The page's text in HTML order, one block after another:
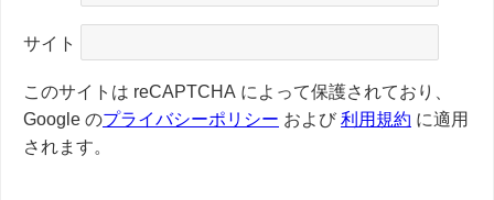
サイト
このサイトは reCAPTCHA によって保護されており、
Google のプライバシーポリシー および 利用規約 に適用
されます。